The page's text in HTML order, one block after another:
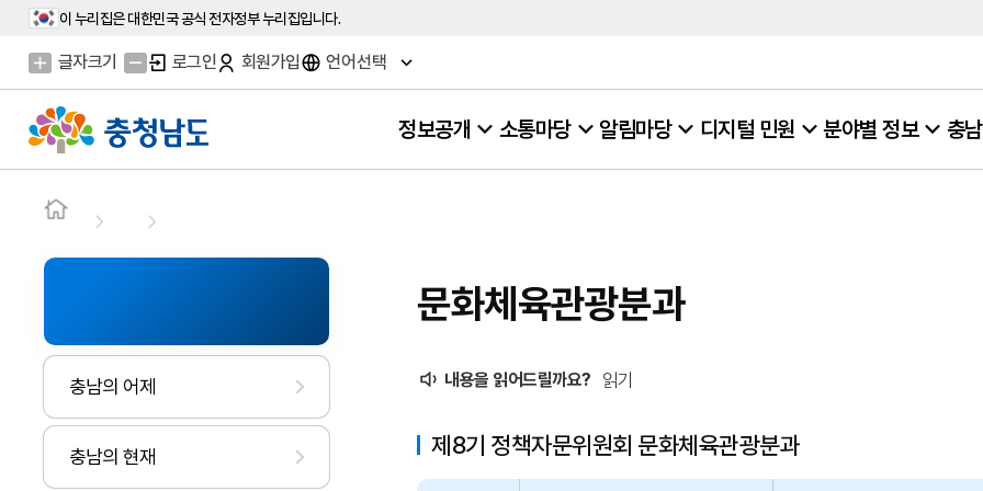
이 누리집은 대한민국 공식 전자정부 누리집입니다.
글자크기 로그인 회원가입 언어선택
정보공개 소통마당 알림마당 디지털 민원 분야별 정보 충
충남의 어제
충남의 현재
문화체육관광분과
내용을 읽어드릴까요? 읽기
제8기 정책자문위원회 문화체육관광분과